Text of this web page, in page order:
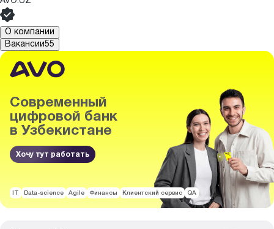
О компании
Вакансии55
Современный
цифровой банк
в Узбекистане
Хочу тут работать
Data-science Agile Финансы Клиентский сервис QA